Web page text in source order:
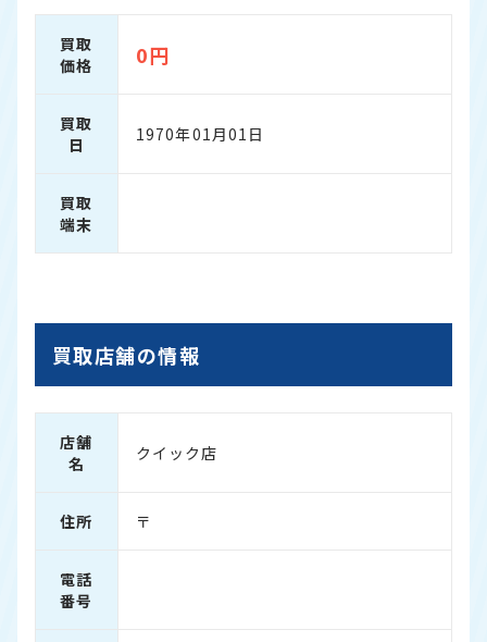
買取
価格
0円
買取
日
1970年01月01日
買取
端末
買取店舗の情報
店舗
名
クイック店
住所 〒
電話
番号